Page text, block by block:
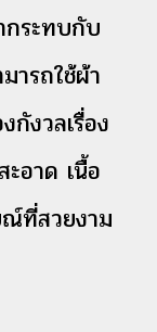
กระทบกับ
ารถใช้ผ้า
กังวลเรื่อง
ะอาด เนื้อ
ที่สวยงาม